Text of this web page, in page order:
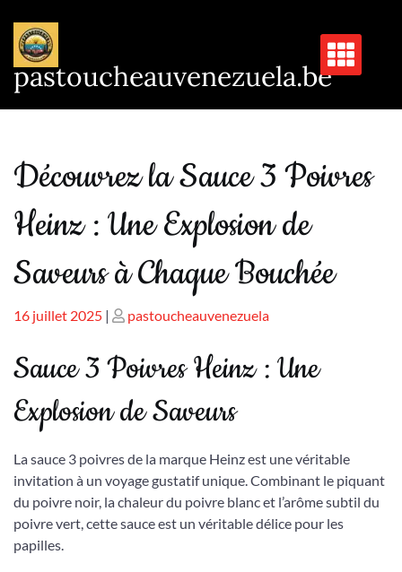
contenu
pastoucheauvenezuela.be
Découvrez la Sauce 3 Poivres
Heinz : Une Explosion de
Saveurs à Chaque Bouchée
Publié
16 juillet 2025 | Publié
pastoucheauvenezuela
Sauce 3 Poivres Heinz : Une
Explosion de Saveurs
La sauce 3 poivres de la marque Heinz est une véritable
invitation à un voyage gustatif unique. Combinant le piquant
du poivre noir, la chaleur du poivre blanc et l’arôme subtil du
poivre vert, cette sauce est un véritable délice pour les
papilles.